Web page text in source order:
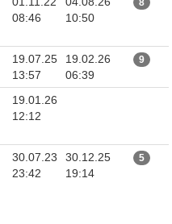
08:46
10:50
8
19.07.25
13:57
19.02.26
06:39
9
19.01.26
12:12
30.07.23
23:42
30.12.25
19:14
5